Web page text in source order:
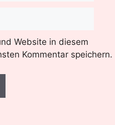
Website in diesem
Kommentar speichern.